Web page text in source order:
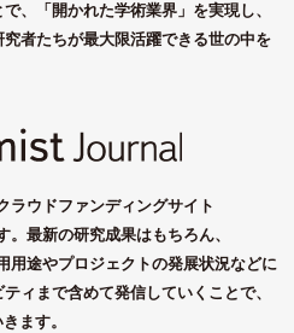
、「開かれた学術業界」を実現し、
者たちが最大限活躍できる世の中を
ウドファンディングサイト
。最新の研究成果はもちろん、
途やプロジェクトの発展状況などに
ィまで含めて発信していくことで、
ます。